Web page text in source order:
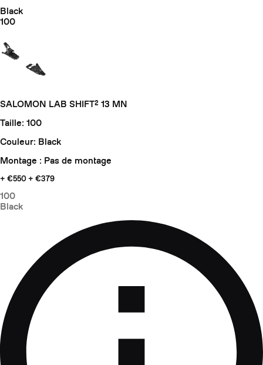
Black
100
SALOMON LAB SHIFT² 13 MN
Taille: 100
Couleur: Black
Montage : Pas de montage
+ €550 + €379
100
Black